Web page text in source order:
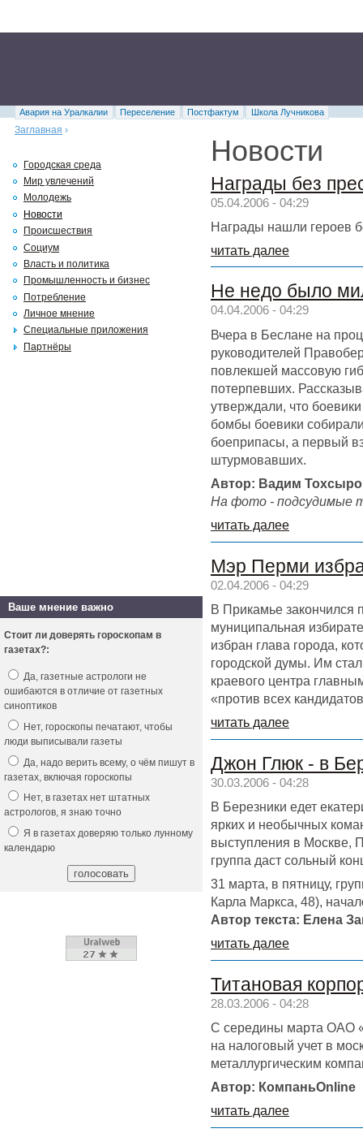
Авария на Уралкалии Переселение Постфактум
Школа Лучникова
Заглавная ›
Новости
Награды без
05.04.2006 - 04:29
Награды нашли героев
читать далее
Не недо было
04.04.2006 - 04:29
Вчера в Беслане на
руководителей
повлекшей массовую
потерпевших.
утверждали, что
бомбы боевики
боеприпасы, а первый
штурмовавших.
Автор: Вадим
На фото - подсудимые
читать далее
Мэр Перми
02.04.2006 - 04:29
В Прикамье закончился
муниципальная
избран глава города,
городской думы. Им
краевого центра
«против всех
читать далее
Джон Глюк - в
30.03.2006 - 04:28
В Березники едет
ярких и необычных
выступления в Москве,
группа даст сольный
31 марта, в пятницу,
Карла Маркса, 48),
Автор текста: Елена
читать далее
Титановая
28.03.2006 - 04:28
С середины марта ОАО
на налоговый учет в
металлургическим
Автор: КомпаньOnline
читать далее
Городская среда
Мир увлечений
Молодежь
Новости
Происшествия
Социум
Власть и политика
Промышленность и бизнес
Потребление
Личное мнение
Специальные приложения
Партнёры
Ваше мнение важно
Стоит ли доверять гороскопам в
газетах?:
Да, газетные астрологи не
ошибаются в отличие от газетных
синоптиков
Нет, гороскопы печатают, чтобы
люди выписывали газеты
Да, надо верить всему, о чём пишут в
газетах, включая гороскопы
Нет, в газетах нет штатных
астрологов, я знаю точно
Я в газетах доверяю только лунному
календарю